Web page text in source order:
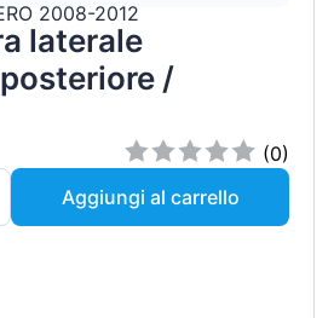
2008-2012
laterale
/
(0)
Aggiungi al carrello